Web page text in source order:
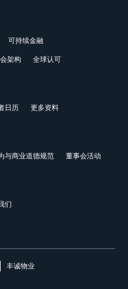
可持续金融
架构 全球认可
日历 更多资料
与商业道德规范 董事会活动
们
丰诚物业